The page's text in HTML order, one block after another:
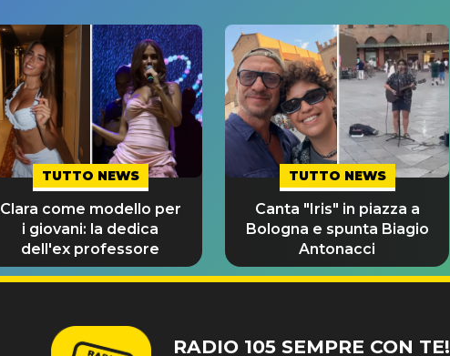
TUTTO NEWS
Clara come modello per
i giovani: la dedica
dell'ex professore
TUTTO NEWS
Canta "Iris" in piazza a
Bologna e spunta Biagio
Antonacci
RADIO 105 SEMPRE CON TE!